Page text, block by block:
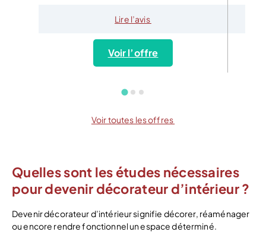
Lire l’avis
Voir l’offre
Voir toutes les offres
Quelles sont les études nécessaires
pour devenir décorateur d’intérieur ?
Devenir décorateur d’intérieur signifie décorer, réaménager
ou encore rendre fonctionnel un espace déterminé.